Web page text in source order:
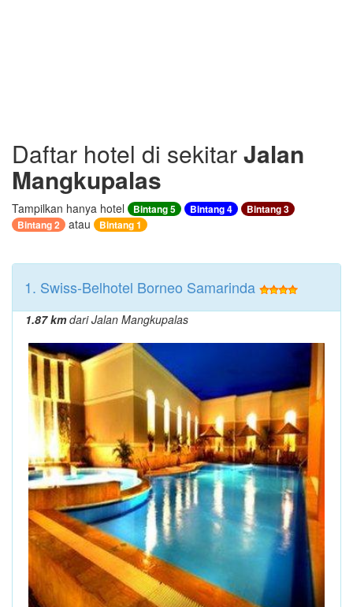
Daftar hotel di sekitarJalan
Mangkupalas
Tampilkan hanya hotel Bintang 5 Bintang 4
Bintang 3
Bintang 2
atau Bintang 1
1. Swiss-Belhotel Borneo Samarinda
1.87 kmdari Jalan Mangkupalas